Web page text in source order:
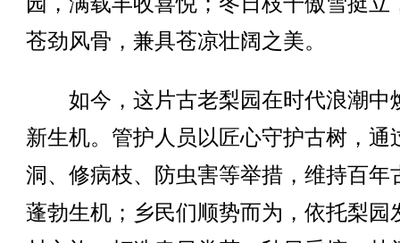
苍劲风骨，兼具苍凉壮阔之美。
如今，这片古老梨园在时代浪潮中
新生机。管护人员以匠心守护古树，通
洞、修病枝、防虫害等举措，维持百年
蓬勃生机；乡民们顺势而为，依托梨园